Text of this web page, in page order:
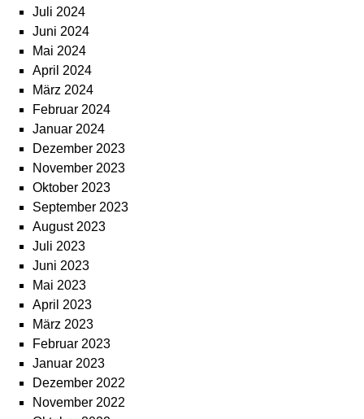
Juli 2024
Juni 2024
Mai 2024
April 2024
März 2024
Februar 2024
Januar 2024
Dezember 2023
November 2023
Oktober 2023
September 2023
August 2023
Juli 2023
Juni 2023
Mai 2023
April 2023
März 2023
Februar 2023
Januar 2023
Dezember 2022
November 2022